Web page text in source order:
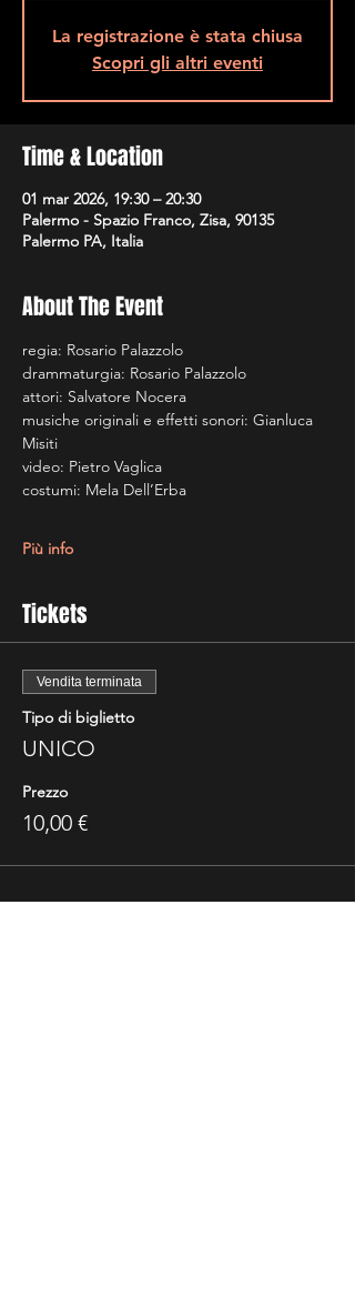
La registrazione è stata chiusa
Scopri gli altri eventi
Time & Location
01 mar 2026, 19:30 – 20:30
Palermo - Spazio Franco, Zisa, 90135
Palermo PA, Italia
About The Event
regia: Rosario Palazzolo
drammaturgia: Rosario Palazzolo
attori: Salvatore Nocera
musiche originali e effetti sonori: Gianluca
Misiti
video: Pietro Vaglica
costumi: Mela Dell’Erba
Più info
Tickets
Vendita terminata
Tipo di biglietto
UNICO
Prezzo
10,00 €